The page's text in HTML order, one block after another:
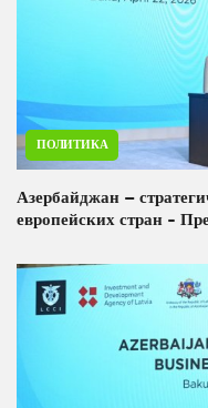
ПОЛИТИКА
Азербайджан –
европейских стран -